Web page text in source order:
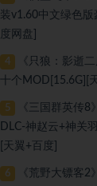
装v1.60中文绿色版
度网盘]
4
《只狼：影逝
十个MOD[15.6G][
5
《三国群英传
DLC-神赵云+神关
[天翼+百度]
6
《荒野大镖客